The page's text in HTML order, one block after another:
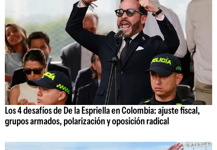
Los 4 desafíos de De la Espriella en Colombia: ajuste fiscal,
grupos armados, polarización y oposición radical